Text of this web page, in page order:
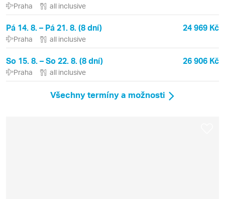
Praha all inclusive
Pá 14. 8. – Pá 21. 8. (8 dní) 24 969 Kč
Praha all inclusive
So 15. 8. – So 22. 8. (8 dní) 26 906 Kč
Praha all inclusive
Všechny termíny a možnosti